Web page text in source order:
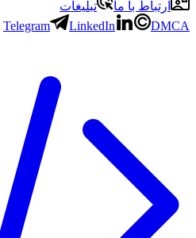
ارتباط با ما
تبلیغات
Telegram
LinkedIn DMCA